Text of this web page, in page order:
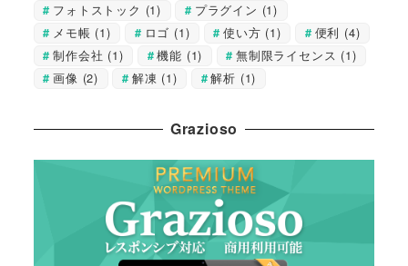
フォトストック (1) プラグイン (1)
メモ帳 (1) ロゴ (1) 使い方 (1) 便利 (4)
制作会社 (1) 機能 (1) 無制限ライセンス (1)
画像 (2) 解凍 (1) 解析 (1)
Grazioso